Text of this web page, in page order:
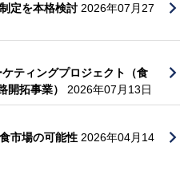
定を本格検討 2026年07月27
ティングプロジェクト（食
開拓事業） 2026年07月13日
市場の可能性 2026年04月14